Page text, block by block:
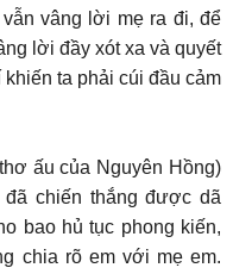
vâng lời mẹ ra đi, để
lời đầy xót xa và quyết
khiến ta phải cúi đầu cảm
ấu của Nguyên Hồng)
chiến thắng được dã
bao hủ tục phong kiến,
chia rõ em với mẹ em.